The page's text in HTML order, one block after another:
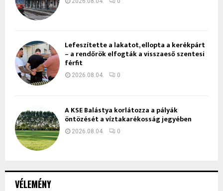
VÉLEMÉNY
Lefeszítette a lakatot, ellopta a kerékpárt
– a rendőrök elfogták a visszaeső szentesi
férfit
2026.08.04. 0
A KSE Balástya korlátozza a pályák
öntözését a víztakarékosság jegyében
2026.08.04. 0